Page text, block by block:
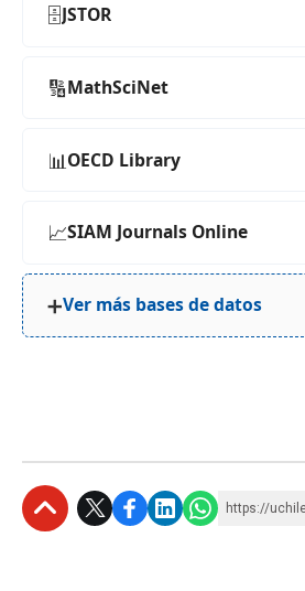
🗄️JSTOR
🔢MathSciNet
📊OECD Library
📈SIAM Journals Online
➕Ver más bases de datos
https://